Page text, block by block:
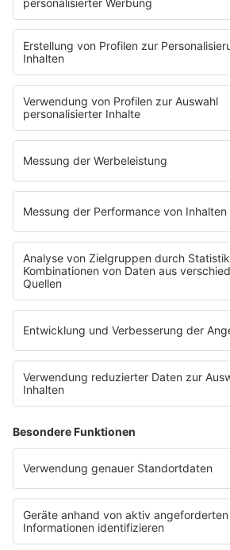
MUSIC
Streams
Album der Woche
News
Highlights
Charts
EVENTS
Kontakt
Newsletter
Empfang
sunshine live App
werben bei SUNSHINE LIVE
SERVICE
Datenschutz
Datenschutzerklärung zur sunshine live App
Impressum
Teilnahmebedingungen
AGB